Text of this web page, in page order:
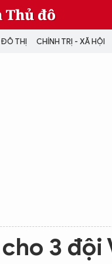
Thủ đô
THỊ CHÍNH TRỊ - XÃ HỘI
3